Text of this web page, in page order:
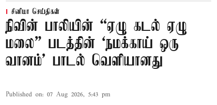
சினிமா செய்திகள்
நிவின் பாலியின் “ஏழு கடல் ஏழு
மலை” படத்தின் ‘நமக்காய் ஒரு
வானம்’ பாடல் வெளியானது
Published on: 07 Aug 2026, 5:43 pm